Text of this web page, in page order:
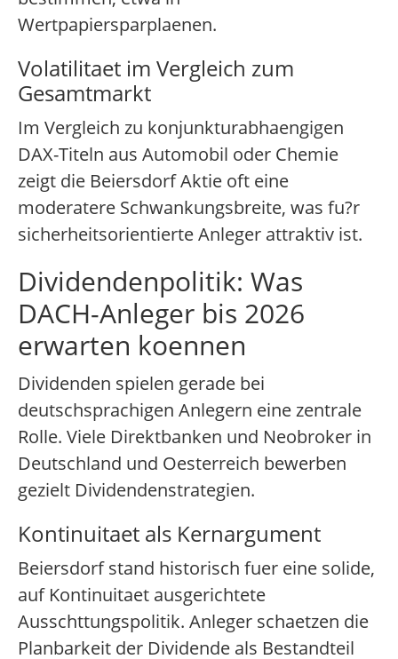
Wertpapiersparplaenen.
Volatilitaet im Vergleich zum
Gesamtmarkt
Im Vergleich zu konjunkturabhaengigen
DAX-Titeln aus Automobil oder Chemie
zeigt die Beiersdorf Aktie oft eine
moderatere Schwankungsbreite, was fu?r
sicherheitsorientierte Anleger attraktiv ist.
Dividendenpolitik: Was
DACH-Anleger bis 2026
erwarten koennen
Dividenden spielen gerade bei
deutschsprachigen Anlegern eine zentrale
Rolle. Viele Direktbanken und Neobroker in
Deutschland und Oesterreich bewerben
gezielt Dividendenstrategien.
Kontinuitaet als Kernargument
Beiersdorf stand historisch fuer eine solide,
auf Kontinuitaet ausgerichtete
Ausschttungspolitik. Anleger schaetzen die
Planbarkeit der Dividende als Bestandteil